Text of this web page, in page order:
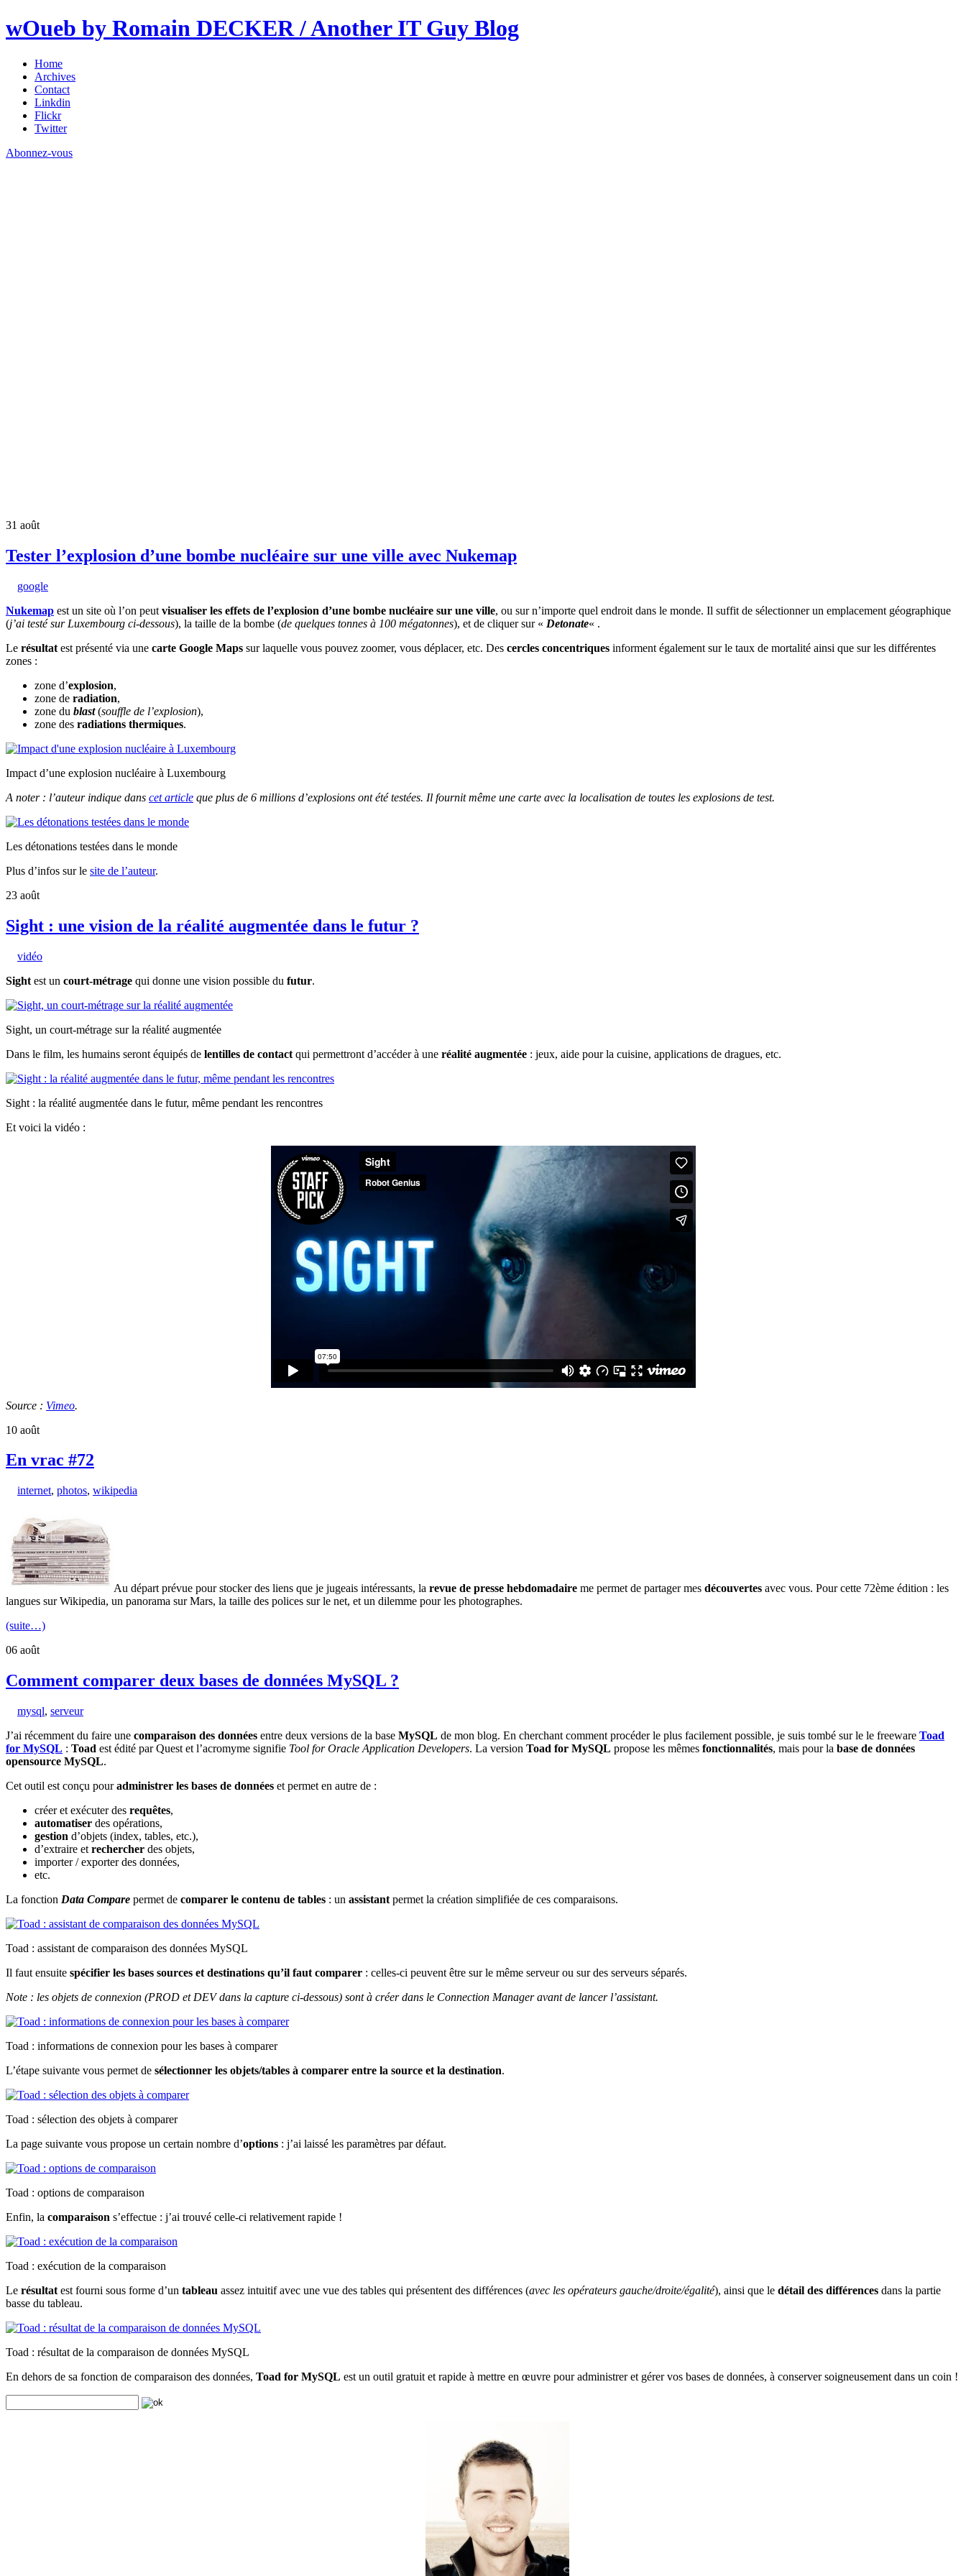
wOueb by Romain DECKER / Another IT Guy Blog
Home
Archives
Contact
Linkdin
Flickr
Twitter
Abonnez-vous
31 août
Tester l’explosion d’une bombe nucléaire sur une ville avec Nukemap
google
Nukemap est un site où l’on peut visualiser les effets de l’explosion d’une bombe nucléaire sur une ville, ou sur n’importe quel endroit dans le monde. Il suffit de sélectionner un emplacement géographique
(j’ai testé sur Luxembourg ci-dessous), la taille de la bombe (de quelques tonnes à 100 mégatonnes), et de cliquer sur « Detonate« .
Le résultat est présenté via une carte Google Maps sur laquelle vous pouvez zoomer, vous déplacer, etc. Des cercles concentriques informent également sur le taux de mortalité ainsi que sur les différentes
zones :
zone d’explosion,
zone de radiation,
zone du blast (souffle de l’explosion),
zone des radiations thermiques.
Impact d’une explosion nucléaire à Luxembourg
A noter : l’auteur indique dans cet article que plus de 6 millions d’explosions ont été testées. Il fournit même une carte avec la localisation de toutes les explosions de test.
Les détonations testées dans le monde
Plus d’infos sur le site de l’auteur.
23 août
Sight : une vision de la réalité augmentée dans le futur ?
vidéo
Sight est un court-métrage qui donne une vision possible du futur.
Sight, un court-métrage sur la réalité augmentée
Dans le film, les humains seront équipés de lentilles de contact qui permettront d’accéder à une réalité augmentée : jeux, aide pour la cuisine, applications de dragues, etc.
Sight : la réalité augmentée dans le futur, même pendant les rencontres
Et voici la vidéo :
Source : Vimeo.
10 août
En vrac #72
internet, photos, wikipedia
Au départ prévue pour stocker des liens que je jugeais intéressants, la revue de presse hebdomadaire me permet de partager mes découvertes avec vous. Pour cette 72ème édition : les
langues sur Wikipedia, un panorama sur Mars, la taille des polices sur le net, et un dilemme pour les photographes.
(suite…)
06 août
Comment comparer deux bases de données MySQL ?
mysql, serveur
J’ai récemment du faire une comparaison des données entre deux versions de la base MySQL de mon blog. En cherchant comment procéder le plus facilement possible, je suis tombé sur le le freeware Toad
for MySQL : Toad est édité par Quest et l’acromyme signifie Tool for Oracle Application Developers. La version Toad for MySQL propose les mêmes fonctionnalités, mais pour la base de données
opensource MySQL.
Cet outil est conçu pouradministrer les bases de données et permet en autre de :
créer et exécuter des requêtes,
automatiser des opérations,
gestion d’objets (index, tables, etc.),
d’extraire et rechercher des objets,
importer / exporter des données,
etc.
La fonction Data Compare permet de comparer le contenu de tables : un assistant permet la création simplifiée de ces comparaisons.
Toad : assistant de comparaison des données MySQL
Il faut ensuite spécifier les bases sources et destinations qu’il faut comparer : celles-ci peuvent être sur le même serveur ou sur des serveurs séparés.
Note : les objets de connexion (PROD et DEV dans la capture ci-dessous) sont à créer dans le Connection Manager avant de lancer l’assistant.
Toad : informations de connexion pour les bases à comparer
L’étape suivante vous permet de sélectionner les objets/tables à comparer entre la source et la destination.
Toad : sélection des objets à comparer
La page suivante vous propose un certain nombre d’options : j’ai laissé les paramètres par défaut.
Toad : options de comparaison
Enfin, la comparaison s’effectue : j’ai trouvé celle-ci relativement rapide !
Toad : exécution de la comparaison
Le résultat est fourni sous forme d’un tableau assez intuitif avec une vue des tables qui présentent des différences (avec les opérateurs gauche/droite/égalité), ainsi que le détail des différences dans la partie
basse du tableau.
Toad : résultat de la comparaison de données MySQL
En dehors de sa fonction de comparaison des données, Toad for MySQL est un outil gratuit et rapide à mettre en œuvre pour administrer et gérer vos bases de données, à conserver soigneusement dans un coin !